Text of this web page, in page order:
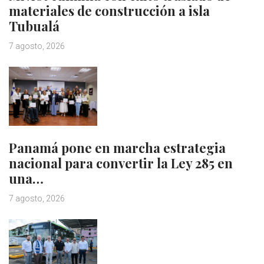
materiales de construcción a isla
Tubualá
7 agosto, 2026
Panamá pone en marcha estrategia
nacional para convertir la Ley 285 en
una…
7 agosto, 2026